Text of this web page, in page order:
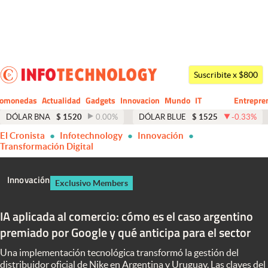
Dólar
Economía y Política
Finanzas y Mercados
Negocios
Otras secciones
Apertura
Suscribite x $800
Actualidad Gadgets Innovacion Mundo
CIO
IT
Business
DÓLAR BNA $ 1520 0.00% DÓLAR BLUE $ 1525 -0.33%
El Cronista Infotechnology
Innovación
Transformación Digital
Innovación Exclusivo Members
IA aplicada al comercio: cómo es el caso argentino
premiado por Google y qué anticipa para el sector
Una implementación tecnológica transformó la gestión del
distribuidor oficial de Nike en Argentina y Uruguay. Las claves del